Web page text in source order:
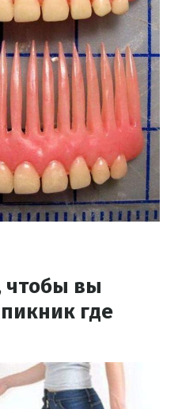
чтобы вы
где